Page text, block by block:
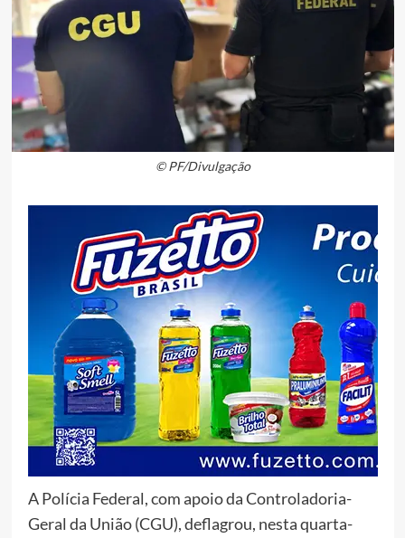
© PF/Divulgação
A Polícia Federal, com apoio da Controladoria-
Geral da União (CGU), deflagrou, nesta quarta-